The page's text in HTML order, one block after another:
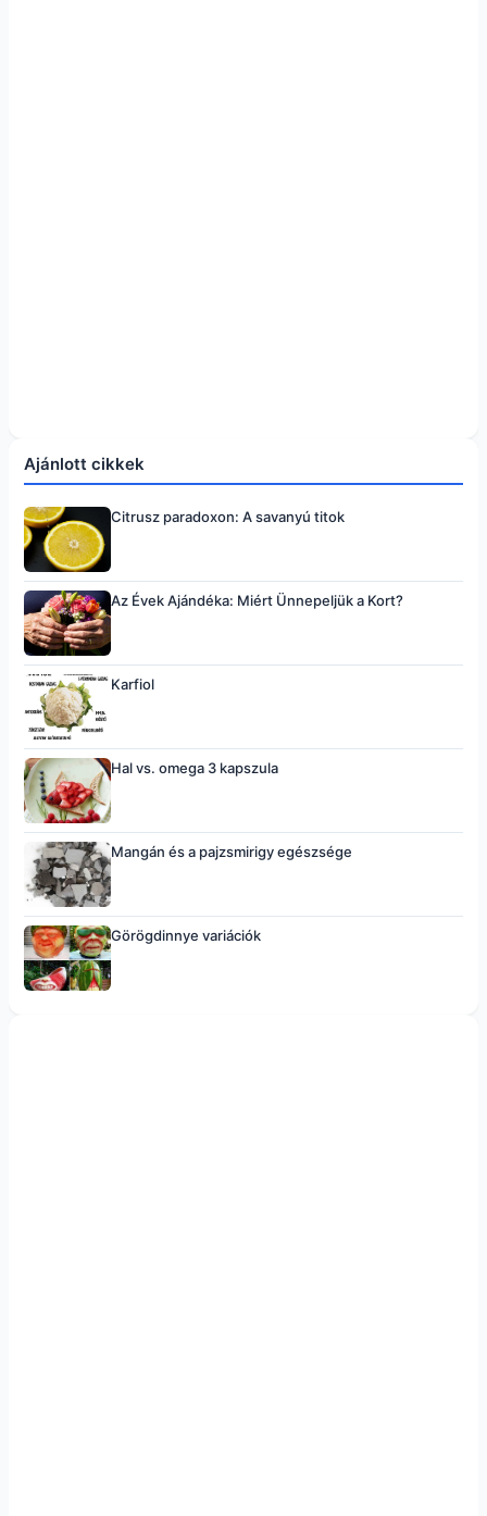
Ajánlott cikkek
Citrusz paradoxon: A savanyú titok
Az Évek Ajándéka: Miért Ünnepeljük a Kort?
Karfiol
Hal vs. omega 3 kapszula
Mangán és a pajzsmirigy egészsége
Görögdinnye variációk